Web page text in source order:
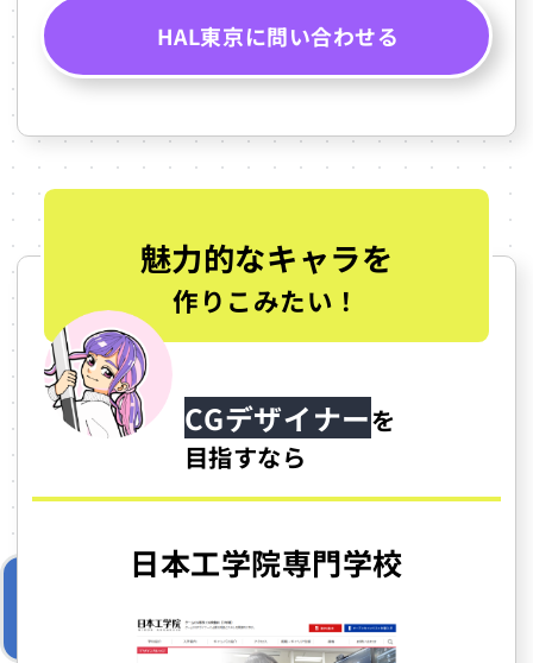
東京のゲーム専門学校おすすめ3選
HAL東京に問い合わせる
魅力的なキャラを
作りこみたい！
CGデザイナーを
目指すなら
日本工学院専門学校